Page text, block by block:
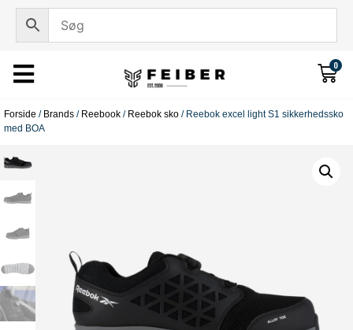
0
Forside / Brands / Reebook / Reebok sko / Reebok excel light S1 sikkerhedssko
med BOA